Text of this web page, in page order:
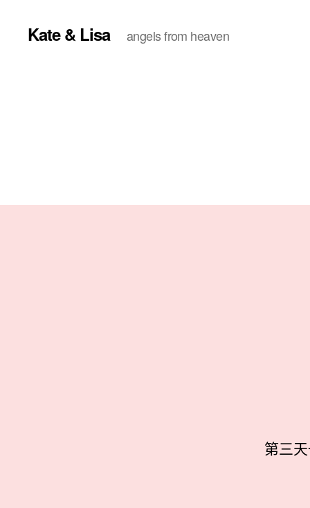
Kate & Lisa angels from heaven
第三